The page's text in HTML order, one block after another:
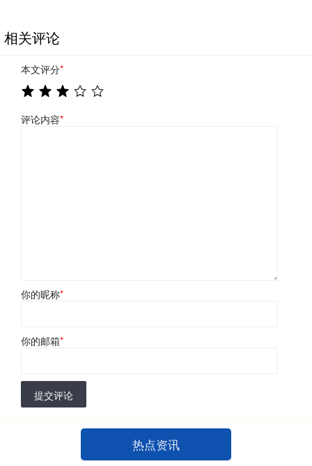
相关评论
本文评分*
评论内容*
你的昵称*
你的邮箱*
提交评论
热点资讯